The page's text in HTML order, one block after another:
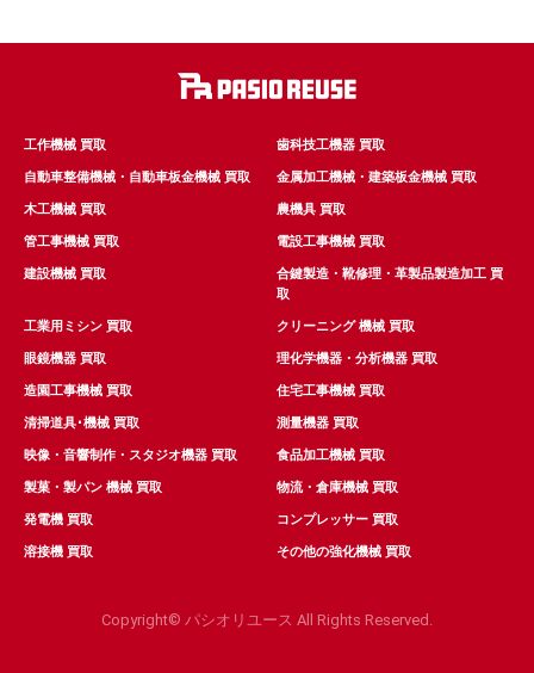
工作機械 買取 歯科技工機器 買取
自動車整備機械・自動車板金機械 買取 金属加工機械・建築板金機械 買取
木工機械 買取 農機具 買取
管工事機械 買取 電設工事機械 買取
建設機械 買取
合鍵製造・靴修理・革製品製造加工 買
取
工業用ミシン 買取 クリーニング 機械 買取
眼鏡機器 買取 理化学機器・分析機器 買取
造園工事機械 買取 住宅工事機械 買取
清掃道具･機械 買取 測量機器 買取
映像・音響制作・スタジオ機器 買取 食品加工機械 買取
製菓・製パン 機械 買取 物流・倉庫機械 買取
発電機 買取 コンプレッサー 買取
溶接機 買取 その他の強化機械 買取
Copyright© パシオリユース All Rights Reserved.